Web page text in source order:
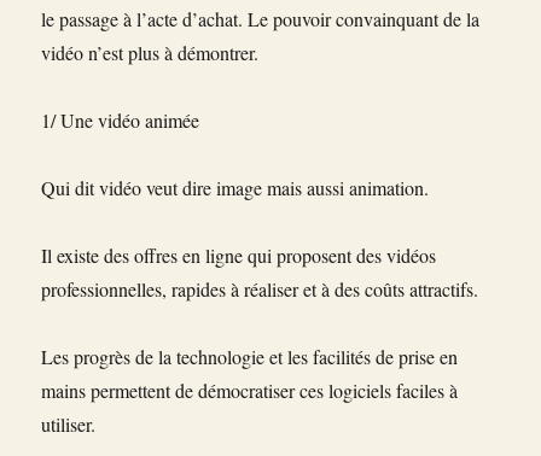
le passage à l’acte d’achat. Le pouvoir convainquant de la
vidéo n’est plus à démontrer.
1/ Une vidéo animée
Qui dit vidéo veut dire image mais aussi animation.
Il existe des offres en ligne qui proposent des vidéos
professionnelles, rapides à réaliser et à des coûts attractifs.
Les progrès de la technologie et les facilités de prise en
mains permettent de démocratiser ces logiciels faciles à
utiliser.